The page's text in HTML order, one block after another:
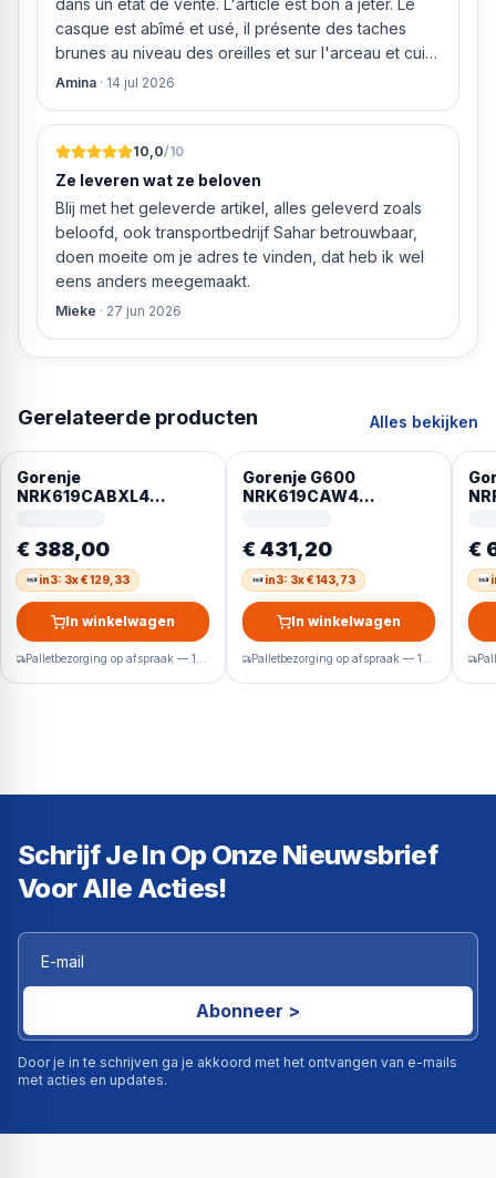
casque est abîmé et usé, il présente des taches
brunes au niveau des oreilles et sur l'arceau et cuir
qui est craquelé ! Les coussins sont eux « dégonflés
Amina · 14 jul 2026
10,0/10
Ze leveren wat ze beloven
Blij met het geleverde artikel, alles geleverd zoals
beloofd, ook transportbedrijf Sahar betrouwbaar,
doen moeite om je adres te vinden, dat heb ik wel
eens anders meegemaakt.
Mieke · 27 jun 2026
Gerelateerde producten Alles bekijken
Gorenje
NRK619CABXL4
€ 388,00
in3: 3x € 129,33
In winkelwagen
Gorenje G600
NRK619CAW4
€ 431,20
in3: 3x € 143,73
In winkelwagen
€
Schrijf Je In Op Onze Nieuwsbrief
Voor Alle Acties!
Abonneer >
Door je in te schrijven ga je akkoord met het ontvangen van e-mails
met acties en updates.